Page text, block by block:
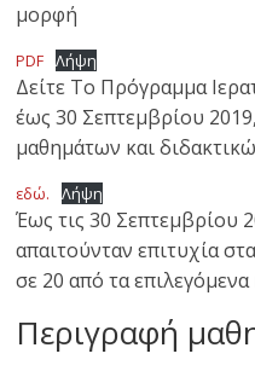
μορφή
PDF Λήψη
Δείτε Το Πρόγραμμα
έως 30 Σεπτεμβρίου 2019,
μαθημάτων και
εδώ. Λήψη
Έως τις 30 Σεπτεμβρίου
απαιτούνταν επιτυχία
σε 20 από τα
Περιγραφή